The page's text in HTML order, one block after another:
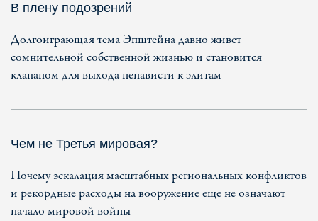
В плену подозрений
Долгоиграющая тема Эпштейна давно живет
сомнительной собственной жизнью и становится
клапаном для выхода ненависти к элитам
Чем не Третья мировая?
Почему эскалация масштабных региональных конфликтов
и рекордные расходы на вооружение еще не означают
начало мировой войны